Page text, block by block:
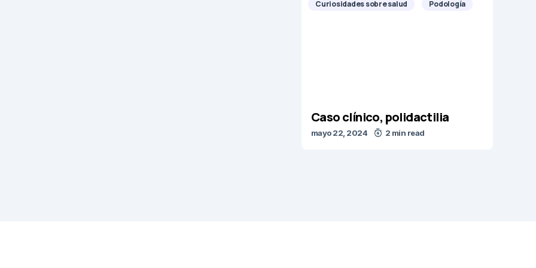
Curiosidades sobre salud Podología
Caso clínico, polidactilia
mayo 22, 2024 2 min read